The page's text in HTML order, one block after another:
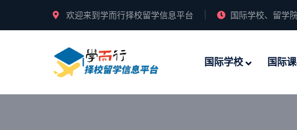
欢迎来到学而行择校留学信息平台 国际学校、留学
国际学校 国际